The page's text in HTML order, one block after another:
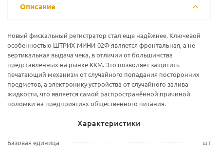
Описание
Новый фискальный регистратор стал еще надёжнее. Ключевой
особенностью ШТРИХ-МИНИ-02Ф является фронтальная, а не
вертикальная выдача чека, в отличии от большинства
представленных на рынке ККМ. Это позволяет защитить
печатающий механизм от случайного попадания посторонних
предметов, а электронику устройства от случайного залива
жидкости, что является самой распространённой причиной
поломки на предприятиях общественного питания.
Характеристики
Базовая единица
шт